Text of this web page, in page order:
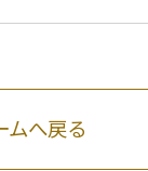
ムへ戻る